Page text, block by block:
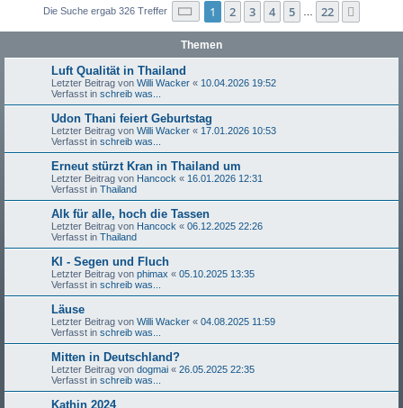
Die Suche ergab 326 Treffer Seite 1von 22
1 2 3 4 5 22
Themen
Luft Qualität in Thailand
Letzter Beitrag von Willi Wacker « 10.04.2026 19:52
Verfasst in schreib was...
Udon Thani feiert Geburtstag
Letzter Beitrag von Willi Wacker « 17.01.2026 10:53
Verfasst in schreib was...
Erneut stürzt Kran in Thailand um
Letzter Beitrag von Hancock « 16.01.2026 12:31
Verfasst in Thailand
Alk für alle, hoch die Tassen
Letzter Beitrag von Hancock « 06.12.2025 22:26
Verfasst in Thailand
KI - Segen und Fluch
Letzter Beitrag von phimax « 05.10.2025 13:35
Verfasst in schreib was...
Läuse
Letzter Beitrag von Willi Wacker « 04.08.2025 11:59
Verfasst in schreib was...
Mitten in Deutschland?
Letzter Beitrag von dogmai « 26.05.2025 22:35
Verfasst in schreib was...
Kathin 2024